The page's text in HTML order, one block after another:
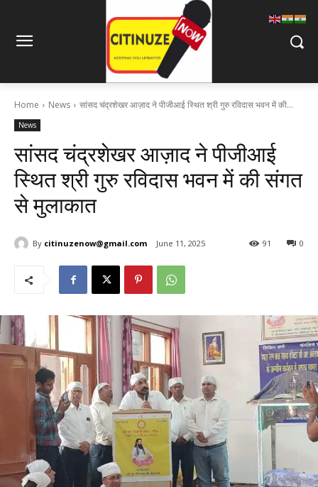
Home News सांसद चंद्रशेखर आज़ाद ने पीजीआई स्थित श्री गुरु रविदास भवन में की...
News
सांसद चंद्रशेखर आज़ाद ने पीजीआई
स्थित श्री गुरु रविदास भवन में की संगत
से मुलाकात
By citinuzenow@gmail.com June 11, 2025 0
91